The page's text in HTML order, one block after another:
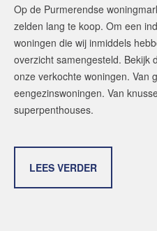
Op de Purmerendse
zelden lang te koop. Om een
woningen die wij inmiddels
overzicht samengesteld. Bekijk
onze verkochte woningen. Van
eengezinswoningen. Van
superpenthouses.
LEES VERDER